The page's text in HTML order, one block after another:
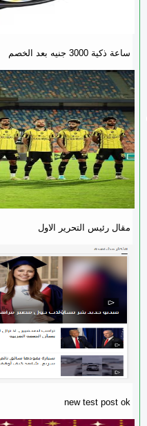
ساعة ذكية 3000 جنيه بعد الخصم
مقال رئيس التحرير الاول
new test post ok